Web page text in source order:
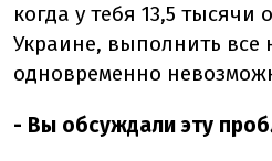
когда у тебя 13,5 тысячи
Украине, выполнить все
одновременно
- Вы обсуждали эту